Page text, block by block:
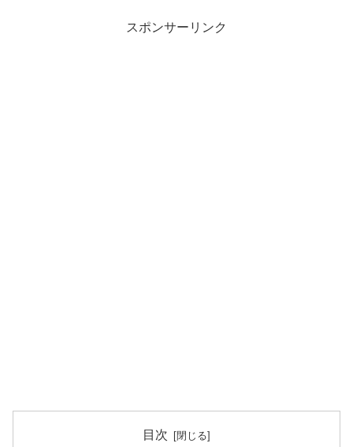
スポンサーリンク
目次